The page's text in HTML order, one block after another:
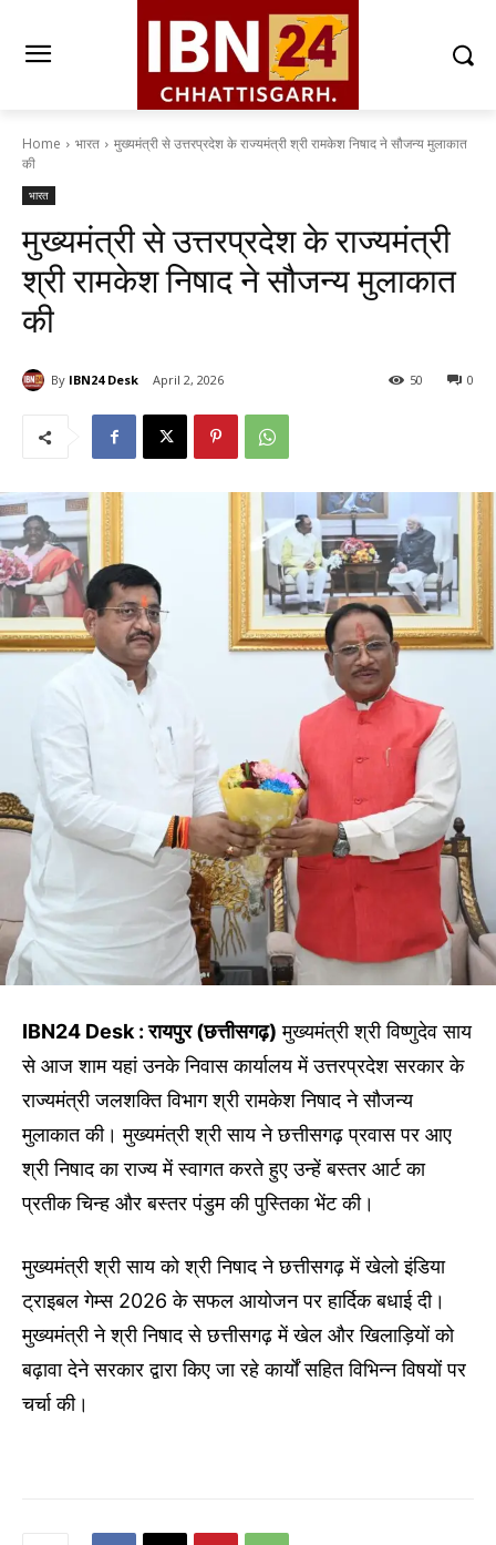
Home भारत
मुख्यमंत्री से उत्तरप्रदेश के राज्यमंत्री श्री रामकेश निषाद ने सौजन्य मुलाकात
की
भारत
मुख्यमंत्री से उत्तरप्रदेश के राज्यमंत्री
श्री रामकेश निषाद ने सौजन्य मुलाकात
की
By IBN24 Desk April 2, 2026 0
50
IBN24 Desk : रायपुर (छत्तीसगढ़) मुख्यमंत्री श्री विष्णुदेव साय
से आज शाम यहां उनके निवास कार्यालय में उत्तरप्रदेश सरकार के
राज्यमंत्री जलशक्ति विभाग श्री रामकेश निषाद ने सौजन्य
मुलाकात की। मुख्यमंत्री श्री साय ने छत्तीसगढ़ प्रवास पर आए
श्री निषाद का राज्य में स्वागत करते हुए उन्हें बस्तर आर्ट का
प्रतीक चिन्ह और बस्तर पंडुम की पुस्तिका भेंट की।
मुख्यमंत्री श्री साय को श्री निषाद ने छत्तीसगढ़ में खेलो इंडिया
ट्राइबल गेम्स 2026 के सफल आयोजन पर हार्दिक बधाई दी।
मुख्यमंत्री ने श्री निषाद से छत्तीसगढ़ में खेल और खिलाड़ियों को
बढ़ावा देने सरकार द्वारा किए जा रहे कार्यों सहित विभिन्न विषयों पर
चर्चा की।